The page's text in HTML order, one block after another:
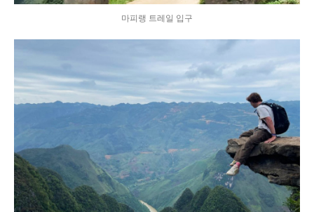
마피랭 트레일 입구